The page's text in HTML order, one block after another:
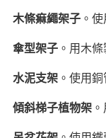
木條痲繩架子。使
傘型架子。用木條
水泥支架。使用銅
傾斜梯子植物架。